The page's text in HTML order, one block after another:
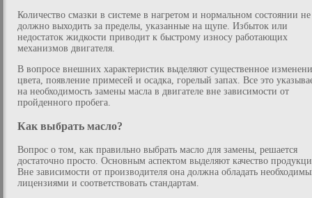
Количество смазки в системе в нагретом и нормальном состоянии не
должно выходить за пределы, указанные на щупе. Избыток или
недостаток жидкости приводит к быстрому износу работающих
механизмов двигателя.
В вопросе внешних характеристик выделяют существенное
цвета, появление примесей и осадка, горелый запах. Все это
на необходимость замены масла в двигателе вне зависимости от
пройденного пробега.
Как выбрать масло?
Вопрос о том, как правильно выбрать масло для замены, решается
достаточно просто. Основным аспектом выделяют качество
Вне зависимости от производителя она должна обладать
лицензиями и соответствовать стандартам.